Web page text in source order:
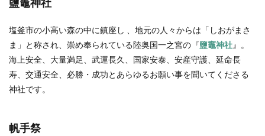
塩釜市の小高い森の中に鎮座し 、地元の人々からは「しおがまさ
ま」と称され、崇め奉られている陸奥国一之宮の『鹽竈神社』。
海上安全、大量満足、武運長久、国家安泰、安産守護、延命長
寿、交通安全、必勝・成功とあらゆるお願い事を聞いてくださる
神社です。
帆手祭